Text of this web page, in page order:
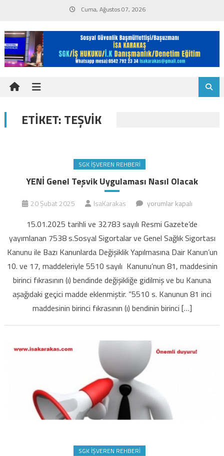
content
Cuma, Ağustos 07, 2026
ETIKET:TEŞVIK
SGK İŞVEREN REHBERI
YENİ Genel Teşvik Uygulaması Nasıl Olacak
20 Şubat 2025 IsaKarakas
YENİ
Teşvik
Uygulaması
Nasıl
Olacak
için
yorumlar kapalı
15.01.2025 tarihli ve 32783 sayılı Resmi Gazete’de
yayımlanan 7538 s.Sosyal Sigortalar ve Genel Sağlık Sigortası
Kanunu ile Bazı Kanunlarda Değişiklik Yapılmasına Dair Kanun’un
10. ve 17, maddeleriyle 5510 sayılı Kanunu’nun 81, maddesinin
birinci fıkrasının (ı) bendinde değişikliğe gidilmiş ve bu Kanuna
aşağıdaki geçici madde eklenmiştir. “5510 s. Kanunun 81 inci
maddesinin birinci fıkrasının (ı) bendinin birinci […]
SGK İŞVEREN REHBERI